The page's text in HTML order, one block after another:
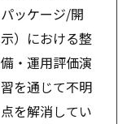
パッケージ/開
示）における整
備・運用評価演
習を通じて不明
点を解消してい